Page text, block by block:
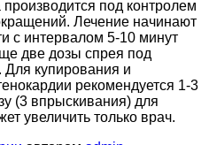
под контролем
Лечение начинают
с интервалом 5-10 минут
две дозы спрея под
Для купирования и
рекомендуется 1-3
(3 впрыскивания) для
увеличить только врач.